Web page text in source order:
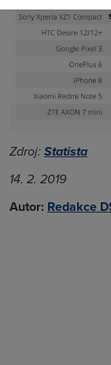
Zdroj: Statista
14. 2. 2019
Autor: Redakce